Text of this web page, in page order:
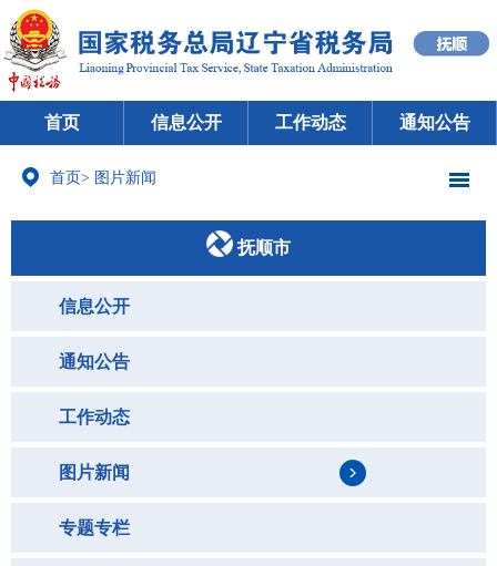
首页 信息公开 工作动态 通知公告
首页> 图片新闻
抚顺市
信息公开
通知公告
工作动态
图片新闻
专题专栏